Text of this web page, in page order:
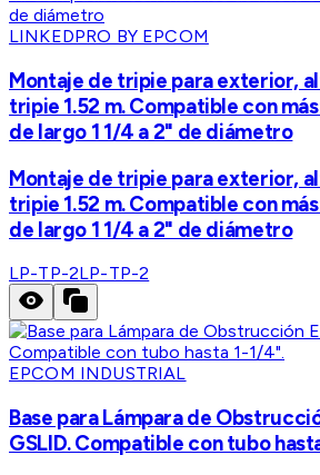
LINKEDPRO BY EPCOM
Montaje de tripie para exterior,
tripie 1.52 m. Compatible con
de largo 1 1/4 a 2" de diámetro
Montaje de tripie para exterior,
tripie 1.52 m. Compatible con
de largo 1 1/4 a 2" de diámetro
LP-TP-2LP-TP-2
EPCOM INDUSTRIAL
Base para Lámpara de
GSLID. Compatible con tubo